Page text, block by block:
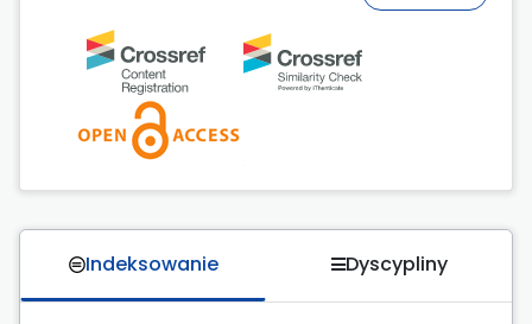
Indeksowanie Dyscypliny